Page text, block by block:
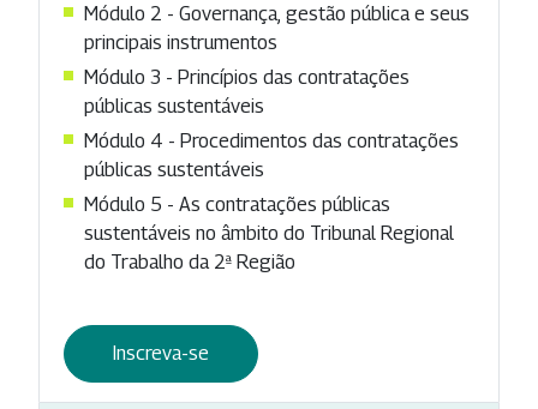
Módulo 2 - Governança, gestão pública e seus
principais instrumentos
Módulo 3 - Princípios das contratações
públicas sustentáveis
Módulo 4 - Procedimentos das contratações
públicas sustentáveis
Módulo 5 - As contratações públicas
sustentáveis no âmbito do Tribunal Regional
do Trabalho da 2ª Região
Inscreva-se